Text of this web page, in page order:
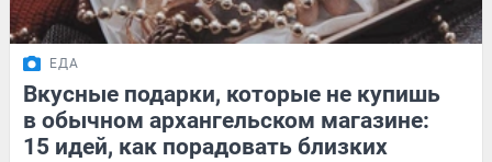
ЕДА
Вкусные подарки, которые не купишь
в обычном архангельском магазине:
15 идей, как порадовать близких